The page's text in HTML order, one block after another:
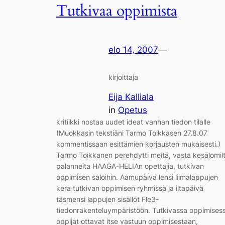
Tutkivaa oppimista
elo 14, 2007—
kirjoittaja
Eija Kalliala
in Opetus
kritiikki nostaa uudet ideat vanhan tiedon tilalle
(Muokkasin tekstiäni Tarmo Toikkasen 27.8.07
kommentissaan esittämien korjausten mukaisesti.)
Tarmo Toikkanen perehdytti meitä, vasta
palanneita HAAGA-HELIAn opettajia, tutkivan
oppimisen saloihin. Aamupäivä lensi liimalappujen
kera tutkivan oppimisen ryhmissä ja iltapäivä
täsmensi lappujen sisällöt Fle3-
tiedonrakenteluympäristöön. Tutkivassa
oppijat ottavat itse vastuun oppimisestaan,